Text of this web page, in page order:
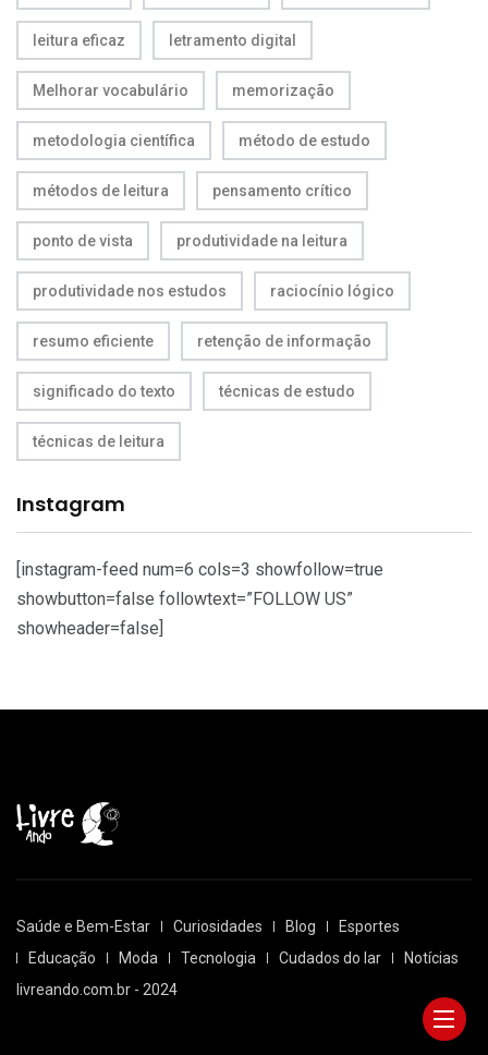
leitura eficaz letramento digital
Melhorar vocabulário memorização
metodologia científica método de estudo
métodos de leitura pensamento crítico
ponto de vista produtividade na leitura
produtividade nos estudos raciocínio lógico
resumo eficiente retenção de informação
significado do texto técnicas de estudo
técnicas de leitura
Instagram
[instagram-feed num=6 cols=3 showfollow=true
showbutton=false followtext=”FOLLOW US”
showheader=false]
Saúde e Bem-Estar Curiosidades Blog
Esportes
Educação
Moda Tecnologia Cudados do lar
Notícias
livreando.com.br - 2024